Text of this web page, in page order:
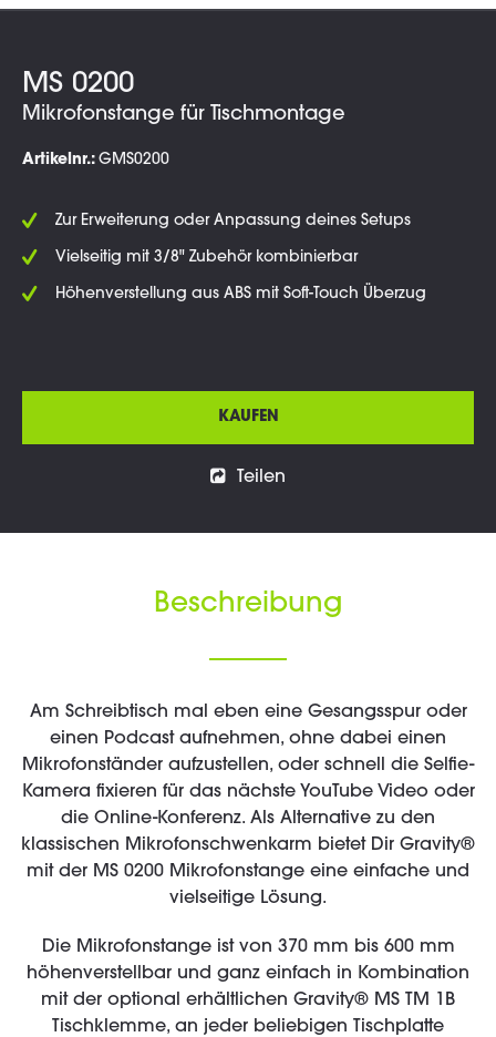
MS 0200
Mikrofonstange für Tischmontage
Artikelnr.: GMS0200
Zur Erweiterung oder Anpassung deines Setups
Vielseitig mit 3/8" Zubehör kombinierbar
Höhenverstellung aus ABS mit Soft-Touch Überzug
KAUFEN
Teilen
Beschreibung
Am Schreibtisch mal eben eine Gesangsspur oder
einen Podcast aufnehmen, ohne dabei einen
Mikrofonständer aufzustellen, oder schnell die Selfie-
Kamera fixieren für das nächste YouTube Video oder
die Online-Konferenz. Als Alternative zu den
klassischen Mikrofonschwenkarm bietet Dir Gravity®
mit der MS 0200 Mikrofonstange eine einfache und
vielseitige Lösung.
Die Mikrofonstange ist von 370 mm bis 600 mm
höhenverstellbar und ganz einfach in Kombination
mit der optional erhältlichen Gravity® MS TM 1B
Tischklemme, an jeder beliebigen Tischplatte